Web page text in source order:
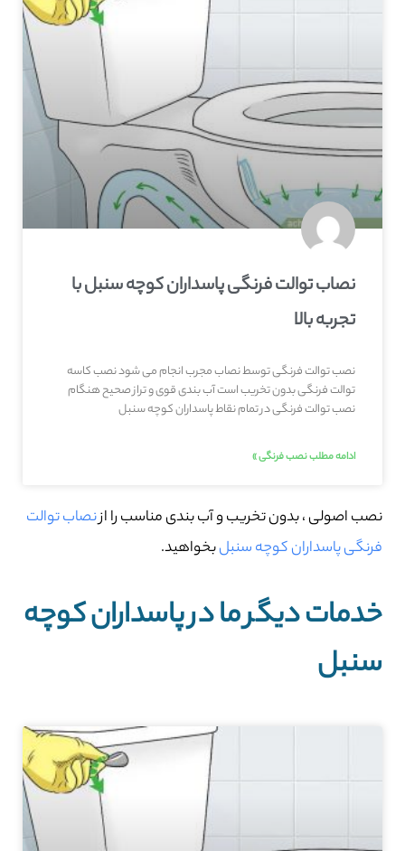
نصاب توالت فرنگی پاسداران کوچه سنبل با
تجربه بالا
نصب توالت فرنگی توسط نصاب مجرب انجام می شود نصب کاسه
توالت فرنگی بدون تخریب است آب بندی قوی و تراز صحیح هنگام
نصب توالت فرنگی در تمام نقاط پاسداران کوچه سنبل
ادامه مطلب نصب فرنگی »
نصب اصولی ، بدون تخریب و آب بندی مناسب را ازنصاب توالت
فرنگی پاسداران کوچه سنبلبخواهید.
خدمات دیگر ما در پاسداران کوچه
سنبل